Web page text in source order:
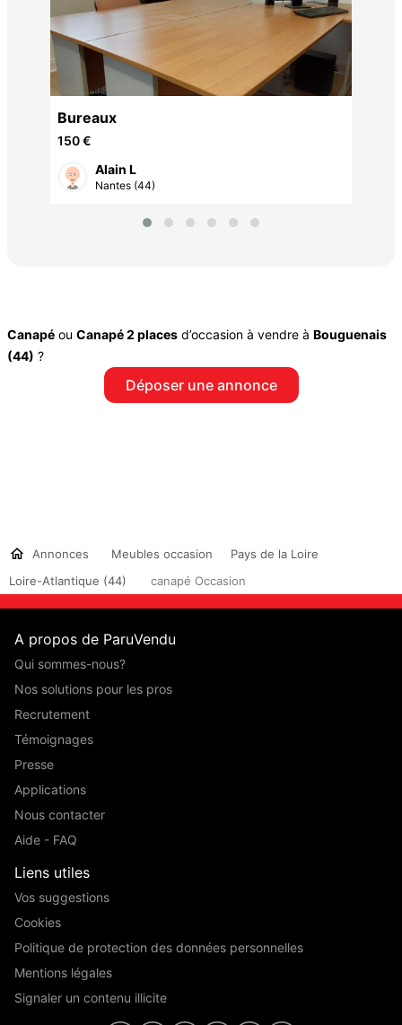
Bureaux
150 €
Alain L
Nantes (44)
Canapé ou Canapé 2 places d’occasion à vendre à Bouguenais
(44) ?
Déposer une annonce
Annonces Meubles occasion
Pays de la Loire
Loire-Atlantique (44)
canapé Occasion
A propos de ParuVendu
Qui sommes-nous?
Nos solutions pour les pros
Recrutement
Témoignages
Presse
Applications
Nous contacter
Aide - FAQ
Liens utiles
Vos suggestions
Cookies
Politique de protection des données personnelles
Mentions légales
Signaler un contenu illicite